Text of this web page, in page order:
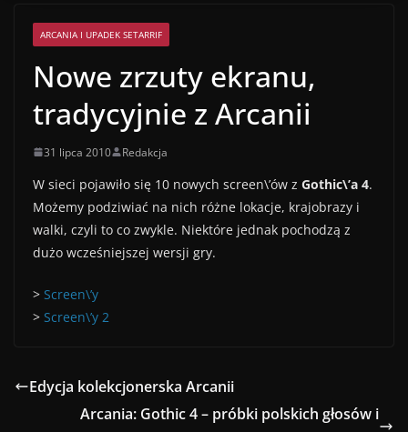
ARCANIA I UPADEK SETARRIF
Nowe zrzuty ekranu,
tradycyjnie z Arcanii
31 lipca 2010 Redakcja
W sieci pojawiło się 10 nowych screen\’ów z Gothic\’a 4.
Możemy podziwiać na nich różne lokacje, krajobrazy i
walki, czyli to co zwykle. Niektóre jednak pochodzą z
dużo wcześniejszej wersji gry.
> Screen\’y
> Screen\’y 2
Edycja kolekcjonerska Arcanii
Arcania: Gothic 4 – próbki polskich głosów i